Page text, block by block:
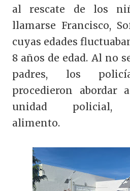
al rescate de los
llamarse Francisco,
cuyas edades
8 años de edad. Al no
padres, los
procedieron
unidad policial,
alimento.